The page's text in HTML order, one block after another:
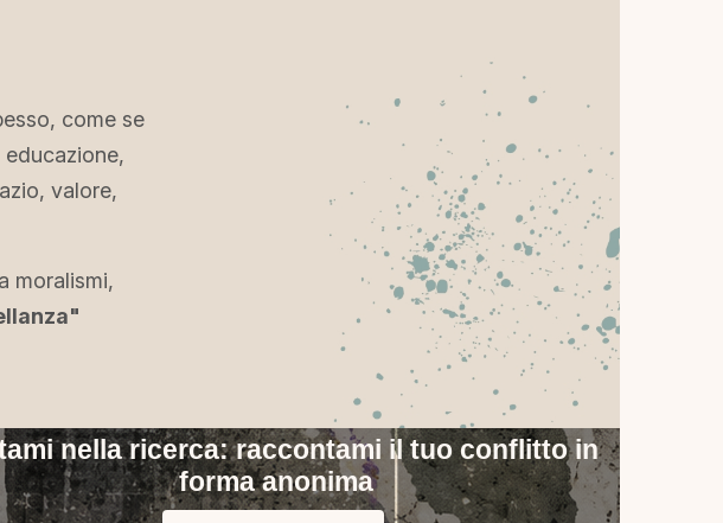
come se
valore,
moralismi,
nella ricerca: raccontami il tuo conflitto in
forma anonima